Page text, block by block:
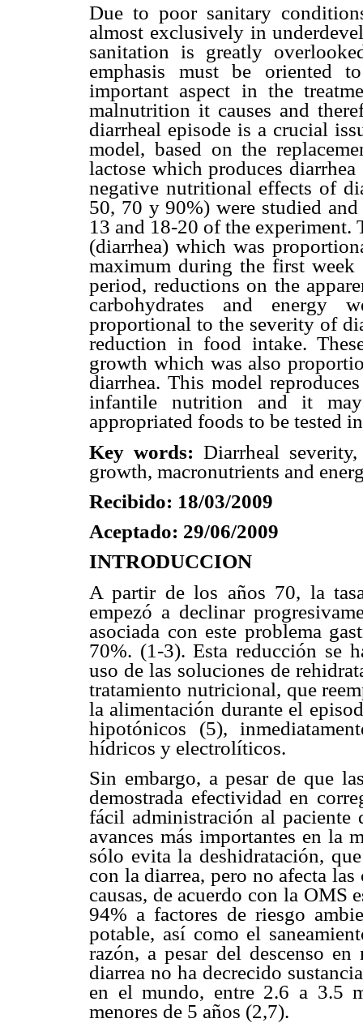
Due to poor sanitary
almost exclusively in
sanitation is greatly
emphasis must be oriented
important aspect in the
malnutrition it causes and
diarrheal episode is a crucial
model, based on the
lactose which produces
negative nutritional effects of
50, 70 y 90%) were studied
13 and 18-20 of the experiment.
(diarrhea) which was
maximum during the first week
period, reductions on the
carbohydrates and energy
proportional to the severity of
reduction in food intake.
growth which was also
diarrhea. This model
infantile nutrition and it
appropriated foods to be tested
Key words: Diarrheal
growth, macronutrients and
Recibido: 18/03/2009
Aceptado: 29/06/2009
INTRODUCCION
A partir de los años 70, la
empezó a declinar
asociada con este problema
70%. (1-3). Esta reducción se
uso de las soluciones de
tratamiento nutricional, que
la alimentación durante el
hipotónicos (5),
hídricos y electrolíticos.
Sin embargo, a pesar de que
demostrada efectividad en
fácil administración al paciente
avances más importantes en
sólo evita la deshidratación,
con la diarrea, pero no afecta las
causas, de acuerdo con la OMS
94% a factores de riesgo
potable, así como el
razón, a pesar del descenso
diarrea no ha decrecido
en el mundo, entre 2.6 a 3.5
menores de 5 años (2,7).